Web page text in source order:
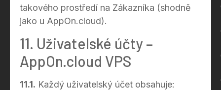
takového prostředí na Zákazníka (shodně
jako u AppOn.cloud).
11. Uživatelské účty –
AppOn.cloud VPS
11.1. Každý uživatelský účet obsahuje: